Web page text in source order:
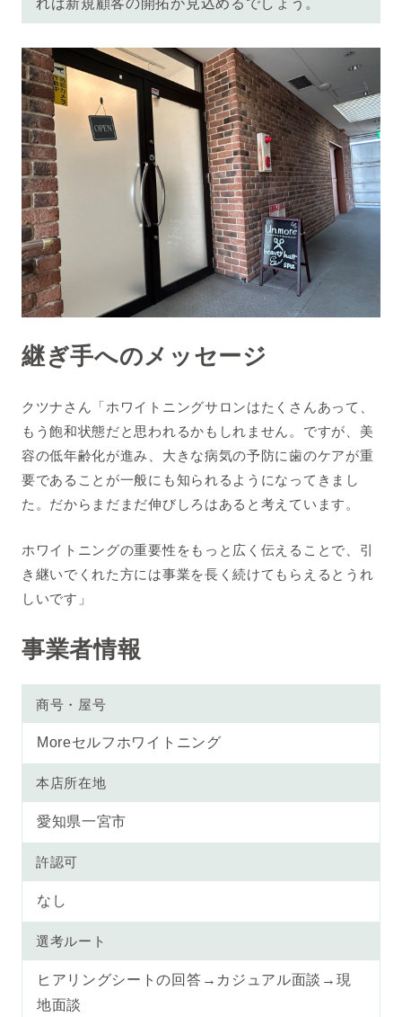
継ぎ手へのメッセージ
クツナさん「ホワイトニングサロンはたくさんあって、
もう飽和状態だと思われるかもしれません。ですが、美
容の低年齢化が進み、大きな病気の予防に歯のケアが重
要であることが一般にも知られるようになってきまし
た。だからまだまだ伸びしろはあると考えています。
ホワイトニングの重要性をもっと広く伝えることで、引
き継いでくれた方には事業を長く続けてもらえるとうれ
しいです」
事業者情報
商号・屋号
Moreセルフホワイトニング
本店所在地
愛知県一宮市
許認可
なし
選考ルート
ヒアリングシートの回答→カジュアル面談→現
地面談